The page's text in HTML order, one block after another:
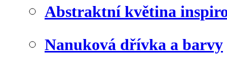
Abstraktní květina
Nanuková dřívka a barvy